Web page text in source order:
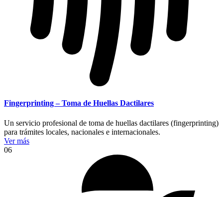
Fingerprinting – Toma de Huellas Dactilares
Un servicio profesional de toma de huellas dactilares (fingerprinting)
para trámites locales, nacionales e internacionales.
Ver más
06